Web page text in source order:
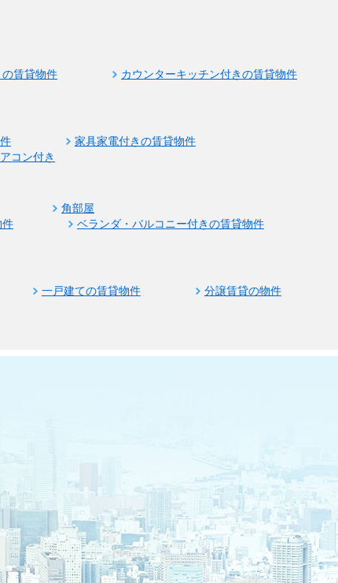
賃貸物件
カウンターキッチン付きの賃貸物件
家具家電付きの賃貸物件
コン付き
角部屋
件
ベランダ・バルコニー付きの賃貸物件
一戸建ての賃貸物件
分譲賃貸の物件